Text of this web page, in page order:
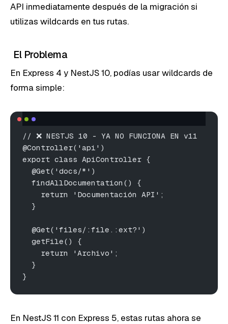
API inmediatamente después de la migración si
utilizas wildcards en tus rutas.
El Problema
En Express 4 y NestJS 10, podías usar wildcards de
forma simple:
// ❌ NESTJS 10 - YA NO FUNCIONA EN v11
@Controller('api')
export class ApiController {
  @Get('docs/*')
  findAllDocumentation() {
    return 'Documentación API';
  }
  @Get('files/:file.:ext?')
  getFile() {
    return 'Archivo';
  }
}
En NestJS 11 con Express 5, estas rutas ahora se